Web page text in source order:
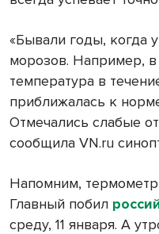
«Бывали годы, когда
морозов. Например,
температура в
приближалась к
Отмечались слабые
сообщила VN.ru
Напомним,
Главный побил
среду, 11 января. А